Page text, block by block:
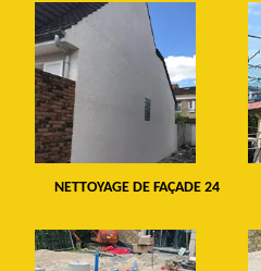
NETTOYAGE DE FAÇADE 24